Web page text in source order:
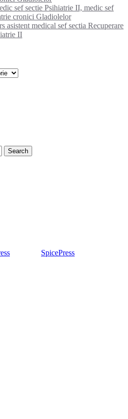
sef sectie Psihiatrie II, medic sef
cronici Gladiolelor
asistent medical sef sectia Recuperare
II
SpicePress